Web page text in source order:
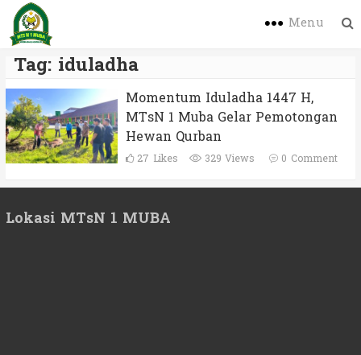
Menu
Tag: iduladha
Momentum Iduladha 1447 H,
MTsN 1 Muba Gelar Pemotongan
Hewan Qurban
27 Likes 329 Views 0 Comment
Lokasi MTsN 1 MUBA